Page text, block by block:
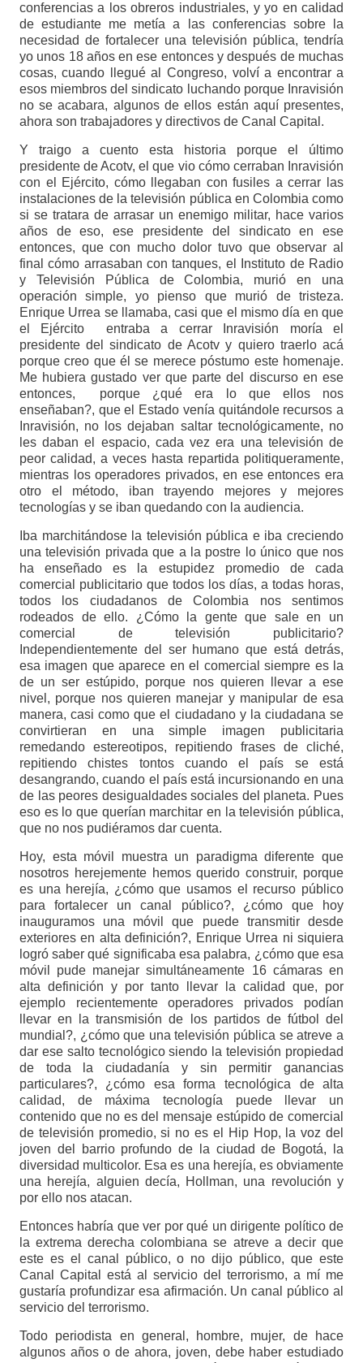
conferencias a los obreros industriales, y yo en calidad
de estudiante me metía a las conferencias sobre la
necesidad de fortalecer una televisión pública, tendría
yo unos 18 años en ese entonces y después de muchas
cosas, cuando llegué al Congreso, volví a encontrar a
esos miembros del sindicato luchando porque Inravisión
no se acabara, algunos de ellos están aquí presentes,
ahora son trabajadores y directivos de Canal Capital.
Y traigo a cuento esta historia porque el último
presidente de Acotv, el que vio cómo cerraban Inravisión
con el Ejército, cómo llegaban con fusiles a cerrar las
instalaciones de la televisión pública en Colombia como
si se tratara de arrasar un enemigo militar, hace varios
años de eso, ese presidente del sindicato en ese
entonces, que con mucho dolor tuvo que observar al
final cómo arrasaban con tanques, el Instituto de Radio
y Televisión Pública de Colombia, murió en una
operación simple, yo pienso que murió de tristeza.
Enrique Urrea se llamaba, casi que el mismo día en que
el Ejército entraba a cerrar Inravisión moría el
presidente del sindicato de Acotv y quiero traerlo acá
porque creo que él se merece póstumo este homenaje.
Me hubiera gustado ver que parte del discurso en ese
entonces, porque ¿qué era lo que ellos nos
enseñaban?, que el Estado venía quitándole recursos a
Inravisión, no los dejaban saltar tecnológicamente, no
les daban el espacio, cada vez era una televisión de
peor calidad, a veces hasta repartida politiqueramente,
mientras los operadores privados, en ese entonces era
otro el método, iban trayendo mejores y mejores
tecnologías y se iban quedando con la audiencia.
Iba marchitándose la televisión pública e iba creciendo
una televisión privada que a la postre lo único que nos
ha enseñado es la estupidez promedio de cada
comercial publicitario que todos los días, a todas horas,
todos los ciudadanos de Colombia nos sentimos
rodeados de ello. ¿Cómo la gente que sale en un
comercial de televisión publicitario?
Independientemente del ser humano que está detrás,
esa imagen que aparece en el comercial siempre es la
de un ser estúpido, porque nos quieren llevar a ese
nivel, porque nos quieren manejar y manipular de esa
manera, casi como que el ciudadano y la ciudadana se
convirtieran en una simple imagen publicitaria
remedando estereotipos, repitiendo frases de cliché,
repitiendo chistes tontos cuando el país se está
desangrando, cuando el país está incursionando en una
de las peores desigualdades sociales del planeta. Pues
eso es lo que querían marchitar en la televisión pública,
que no nos pudiéramos dar cuenta.
Hoy, esta móvil muestra un paradigma diferente que
nosotros herejemente hemos querido construir, porque
es una herejía, ¿cómo que usamos el recurso público
para fortalecer un canal público?, ¿cómo que hoy
inauguramos una móvil que puede transmitir desde
exteriores en alta definición?, Enrique Urrea ni siquiera
logró saber qué significaba esa palabra, ¿cómo que esa
móvil pude manejar simultáneamente 16 cámaras en
alta definición y por tanto llevar la calidad que, por
ejemplo recientemente operadores privados podían
llevar en la transmisión de los partidos de fútbol del
mundial?, ¿cómo que una televisión pública se atreve a
dar ese salto tecnológico siendo la televisión propiedad
de toda la ciudadanía y sin permitir ganancias
particulares?, ¿cómo esa forma tecnológica de alta
calidad, de máxima tecnología puede llevar un
contenido que no es del mensaje estúpido de comercial
de televisión promedio, si no es el Hip Hop, la voz del
joven del barrio profundo de la ciudad de Bogotá, la
diversidad multicolor. Esa es una herejía, es obviamente
una herejía, alguien decía, Hollman, una revolución y
por ello nos atacan.
Entonces habría que ver por qué un dirigente político de
la extrema derecha colombiana se atreve a decir que
este es el canal público, o no dijo público, que este
Canal Capital está al servicio del terrorismo, a mí me
gustaría profundizar esa afirmación. Un canal público al
servicio del terrorismo.
Todo periodista en general, hombre, mujer, de hace
algunos años o de ahora, joven, debe haber estudiado